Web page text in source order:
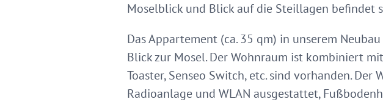
Moselblick und Blick auf die Steillagen befindet
Das Appartement (ca. 35 qm) in unserem
Blick zur Mosel. Der Wohnraum ist kombiniert
Toaster, Senseo Switch, etc. sind vorhanden. Der
Radioanlage und WLAN ausgestattet,